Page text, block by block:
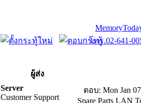
โทร.02-641-
ผู้ส่ง
Server
Customer Support
ตอบ: Mon Jan
Spare Parts LAN